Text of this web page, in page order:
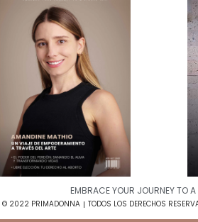
EMBRACE YOUR JOURNEY TO A
© 2022 PRIMADONNA TODOS LOS DERECHOS